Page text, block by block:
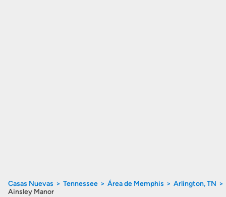
Casas Nuevas Tennessee Área de Memphis
Arlington, TN
Ainsley Manor